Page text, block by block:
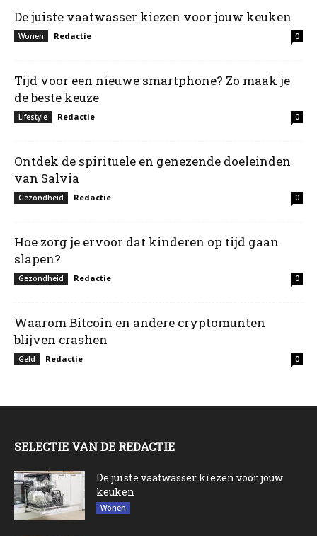
De juiste vaatwasser kiezen voor jouw keuken
Wonen Redactie 0
Tijd voor een nieuwe smartphone? Zo maak je
de beste keuze
Lifestyle Redactie 0
Ontdek de spirituele en genezende doeleinden
van Salvia
Gezondheid Redactie 0
Hoe zorg je ervoor dat kinderen op tijd gaan
slapen?
Gezondheid Redactie 0
Waarom Bitcoin en andere cryptomunten
blijven crashen
Geld Redactie 0
SELECTIE VAN DE REDACTIE
De juiste vaatwasser kiezen voor jouw
keuken
Wonen